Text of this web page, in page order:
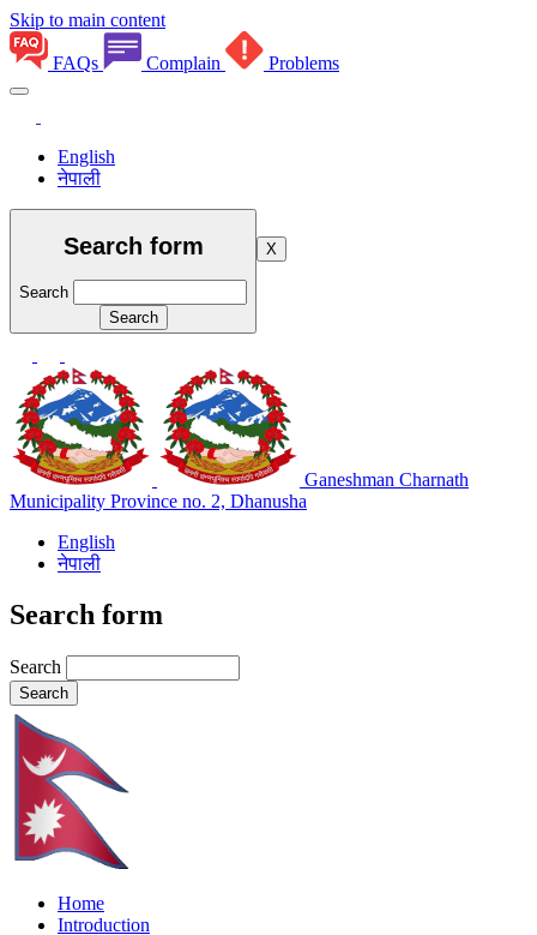
Skip to main content
FAQs Complain Problems
English
नेपाली
Search form
Search
X
Ganeshman Charnath
Municipality Province no. 2, Dhanusha
English
नेपाली
Search form
Search
Home
Introduction